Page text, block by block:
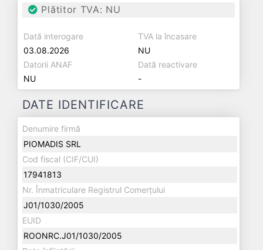
Plătitor TVA: NU
Dată interogare
03.08.2026
TVA la încasare
NU
Datorii ANAF
NU
Dată reactivare
-
DATE IDENTIFICARE
Denumire firmă
PIOMADIS SRL
Cod fiscal (CIF/CUI)
17941813
Nr. Înmatriculare Registrul Comerțului
J01/1030/2005
EUID
ROONRC.J01/1030/2005